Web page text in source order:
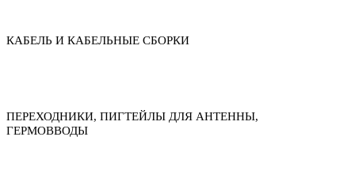
КАБЕЛЬ И КАБЕЛЬНЫЕ СБОРКИ
ПЕРЕХОДНИКИ, ПИГТЕЙЛЫ ДЛЯ АНТЕННЫ,
ГЕРМОВВОДЫ